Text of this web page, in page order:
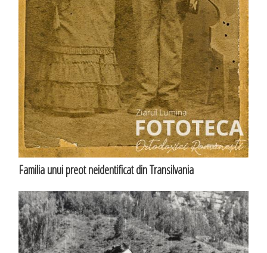
Familia unui preot neidentificat din Transilvania